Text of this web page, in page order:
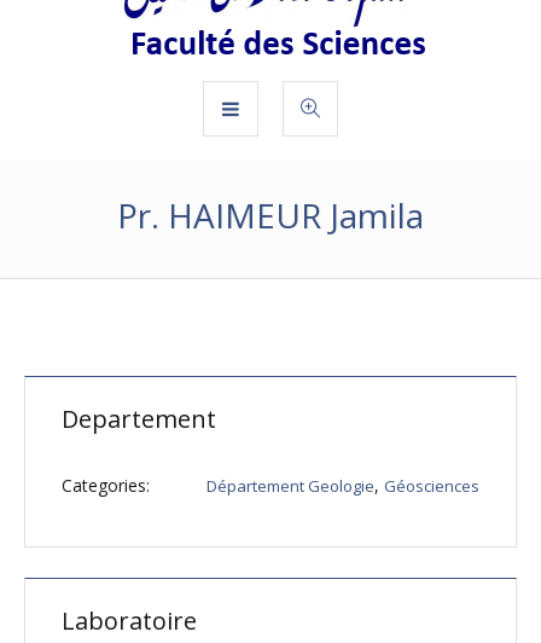
Pr. HAIMEUR Jamila
Departement
Categories: Département Geologie, Géosciences
Laboratoire